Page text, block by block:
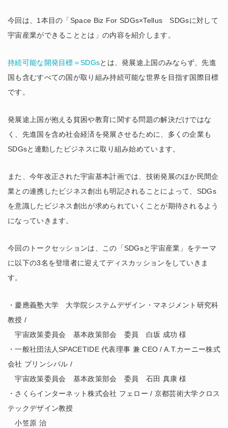
今回は、1本目の「Space Biz For SDGs×Tellus SDGsに対して
宇宙産業ができることとは」の内容を紹介します。
持続可能な開発目標＝SDGsとは、発展途上国のみならず、先進
国も含むすべての国が取り組み持続可能な世界を目指す国際目標
です。
発展途上国が抱える貧困や教育に関する問題の解決だけではな
く、先進国を含め社会経済を発展させるために、多くの企業も
SDGsと連動したビジネスに取り組み始めています。
また、今年改正された宇宙基本計画では、技術発展のほか民間企
業との連携したビジネス創出も明記されることによって、SDGs
を意識したビジネス創出が求められていくことが期待されるよう
になっていきます。
今回のトークセッションは、この「SDGsと宇宙産業」をテーマ
に以下の3名を登壇者に迎えてディスカッションをしていきま
す。
・慶應義塾大学 大学院システムデザイン・マネジメント研究科
教授 /
宇宙政策委員会 基本政策部会 委員 白坂 成功 様
・一般社団法人SPACETIDE 代表理事 兼 CEO / A.T.カーニー株式
会社 プリンシパル /
宇宙政策委員会 基本政策部会 委員 石田 真康 様
・さくらインターネット株式会社 フェロー / 京都芸術大学クロス
テックデザイン教授
小笠原 治